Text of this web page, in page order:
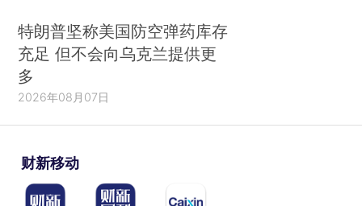
特朗普坚称美国防空弹药库存
充足 但不会向乌克兰提供更
多
2026年08月07日
财新移动